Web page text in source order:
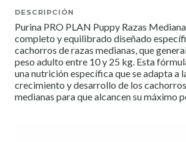
DESCRIPCIÓN
Purina PRO PLAN Puppy Razas
completo y equilibrado diseñado
cachorros de razas medianas, que
peso adulto entre 10 y 25 kg. Esta
una nutrición específica que se adapta a
crecimiento y desarrollo de los
medianas para que alcancen su máximo